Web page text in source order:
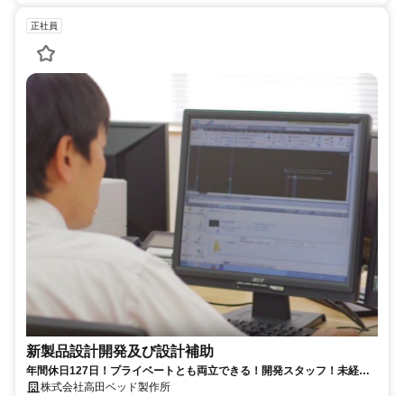
正社員
新製品設計開発及び設計補助
年間休日127日！プライベートとも両立できる！開発スタッフ！未経験
歓迎♪株式会社高田ベッド製作所